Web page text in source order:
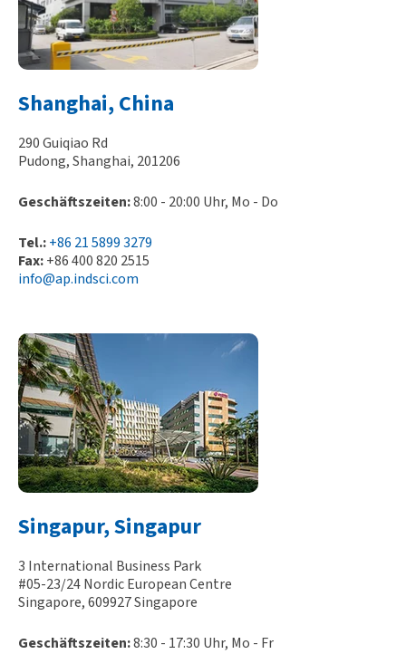
Shanghai, China
290 Guiqiao Rd
Pudong, Shanghai, 201206
Geschäftszeiten:8:00 - 20:00 Uhr, Mo - Do
Tel.:+86 21 5899 3279
Fax:+86 400 820 2515
info@ap.indsci.com
Singapur, Singapur
3 International Business Park
#05-23/24 Nordic European Centre
Singapore, 609927 Singapore
Geschäftszeiten:8:30 - 17:30 Uhr, Mo - Fr